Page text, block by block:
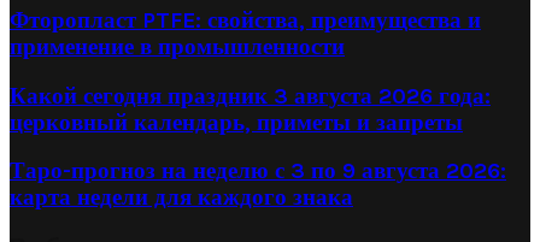
Фторопласт PTFE: свойства, преимущества и
применение в промышленности
Какой сегодня праздник 3 августа 2026 года:
церковный календарь, приметы и запреты
Таро-прогноз на неделю с 3 по 9 августа 2026:
карта недели для каждого знака